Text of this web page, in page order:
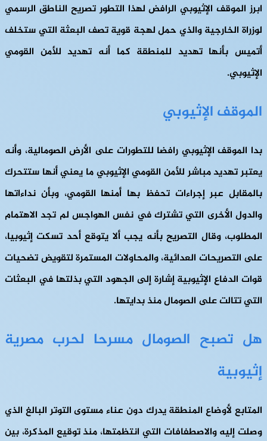
ابرز الموقف الإثيوبي الرافض لهذا التطور تصريح الناطق الرسمي
لوزراة الخارجية والذي حمل لهجة قوية تصف البعثة التي ستخلف
أتميس بأنها تهديد للمنطقة كما أنه تهديد للأمن القومي
الإثيوبي.
الموقف الإثيوبي
بدا الموقف الإثيوبي رافضا للتطورات على الأرض الصومالية، وأنه
يعتبر تهديد مباشر للأمن القومي الإثيوبي ما يعني أنها ستتحرك
بالمقابل عبر إجراءات تحفظ بها أمنها القومي، وبأن نداءاتها
والدول الأخرى التي تشترك في نفس الهواجس لم تجد الاهتمام
المطلوب، وقال التصريح بأنه يجب ألا يتوقع أحد تسكت إثيوبيا،
على التصريحات العدائية، والمحاولات المستمرة لتقويض تضحيات
قوات الدفاع الإثيوبية إشارة إلى الجهود التي بذلتها في البعثات
التي تتالت على الصومال منذ بدايتها.
هل تصبح الصومال مسرحا لحرب مصرية
إثيوبية
المتابع لأوضاع المنطقة يدرك دون عناء مستوى التوتر البالغ الذي
وصلت إليه والاصطفافات التي انتظمتها، منذ توقيع المذكرة، بين